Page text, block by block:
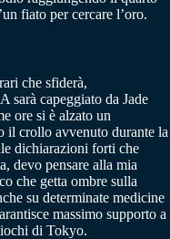
fiato per cercare l’oro.
che sfiderà,
sarà capeggiato da Jade
ore si è alzato un
il crollo avvenuto durante la
dichiarazioni forti che
devo pensare alla mia
che getta ombre sulla
su determinate medicine
massimo supporto a
di Tokyo.